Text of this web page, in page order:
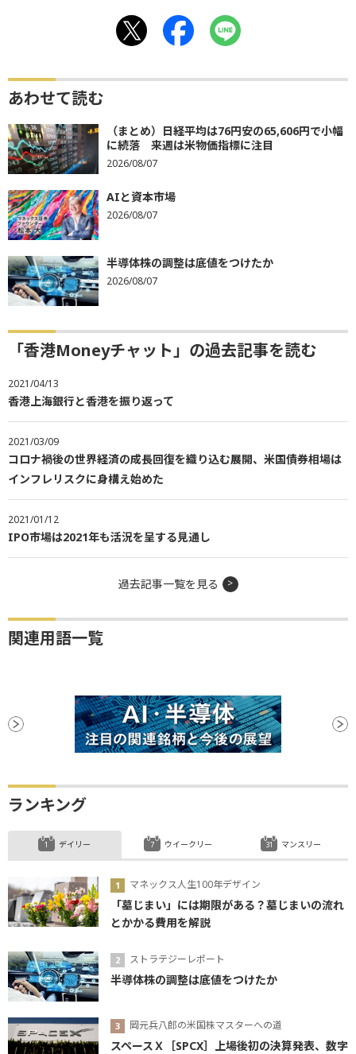
あわせて読む
（まとめ）日経平均は76円安の65,606円で小幅
に続落 来週は米物価指標に注目
2026/08/07
AIと資本市場
2026/08/07
半導体株の調整は底値をつけたか
2026/08/07
「香港Moneyチャット」の過去記事を読む
2021/04/13
香港上海銀行と香港を振り返って
2021/03/09
コロナ禍後の世界経済の成長回復を織り込む展開、米国債券相場は
インフレリスクに身構え始めた
2021/01/12
IPO市場は2021年も活況を呈する見通し
過去記事一覧を見る
関連用語一覧
ランキング
デイリー
マネックス人生100年デザイン
「墓じまい」には期限がある？墓じまいの流れ
とかかる費用を解説
ストラテジーレポート
半導体株の調整は底値をつけたか
岡元兵八郎の米国株マスターへの道
スペースＸ［SPCX］上場後初の決算発表、数字
ウイークリー マンスリー